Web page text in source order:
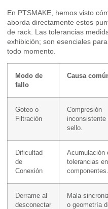
En PTSMAKE, hemos visto
aborda directamente estos
de rack. Las tolerancias
exhibición; son esenciales
todo momento.
Modo de
fallo
Causa
Goteo o
Filtración
Compresión
inconsistente
sello.
Dificultad
de
Conexión
Acumulación
tolerancias
componentes.
Derrame al
desconectar
Mala
o geometría